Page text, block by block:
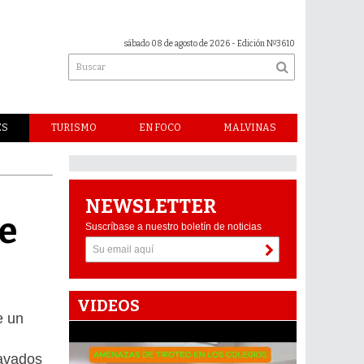
sábado 08 de agosto de 2026 - Edición Nº3610
TURISMO EN FOCO MALVINAS
un
NEWSLETTER
Suscríbase a nuestro boletín de noticias
VIDEOS